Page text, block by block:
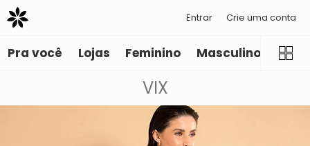
Entrar Crie uma conta
Pra você Lojas Feminino Masculino
VIX